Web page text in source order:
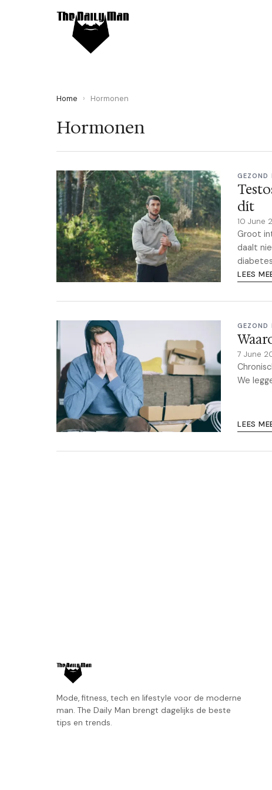
Home › Hormonen
Hormonen
GEZOND
dít
10 June
Groot
daalt
LEES
GEZOND
7 June
We
LEES
Mode, fitness, tech en lifestyle voor de moderne
man. The Daily Man brengt dagelijks de beste
tips en trends.